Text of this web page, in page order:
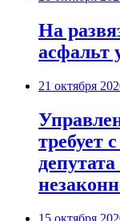
​На
асфальт
21 октября
требует
15 октября